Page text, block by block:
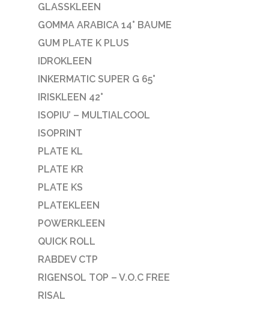
GLASSKLEEN
GOMMA ARABICA 14° BAUME
GUM PLATE K PLUS
IDROKLEEN
INKERMATIC SUPER G 65°
IRISKLEEN 42°
ISOPIU’ – MULTIALCOOL
ISOPRINT
PLATE KL
PLATE KR
PLATE KS
PLATEKLEEN
POWERKLEEN
QUICK ROLL
RABDEV CTP
RIGENSOL TOP – V.O.C FREE
RISAL